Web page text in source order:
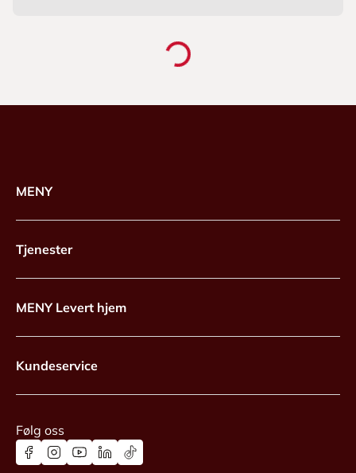
MENY
Tjenester
MENY Levert hjem
Kundeservice
Følg oss